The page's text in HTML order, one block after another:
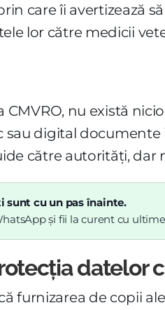
care îi avertizează
lor către medicii
nu există
digital
către autorități, dar
cu un pas înainte.
și fii la curent cu
datelor
furnizarea de copii